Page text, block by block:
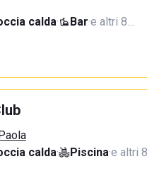
calda· Bar·e altri 8…
calda· Piscina·e altri